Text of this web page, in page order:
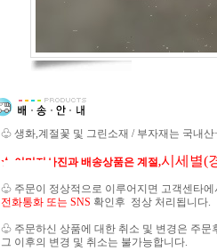
♧ 생화,계절꽃 및 그린소재 / 부자재는 국내산
★ 이미지사진과 배송상품은 계절,시세별(
♧ 주문이 정상적으로 이루어지면 고객센타
전화통화 또는 SNS 확인후 정상 처리됩니다.
♧ 주문하신 상품에 대한 취소 및 변경은 주문
그 이후의 변경 및 취소는 불가능합니다.